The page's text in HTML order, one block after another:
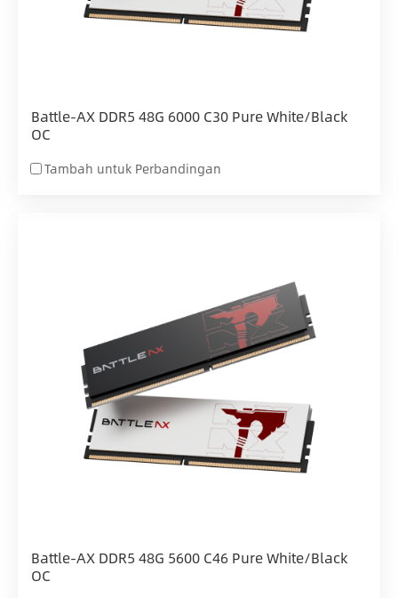
Battle-AX DDR5 48G 6000 C30 Pure White/Black
OC
Tambah untuk Perbandingan
Battle-AX DDR5 48G 5600 C46 Pure White/Black
OC